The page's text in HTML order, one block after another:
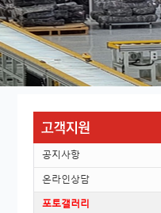
공지사항
온라인상담
포토갤러리